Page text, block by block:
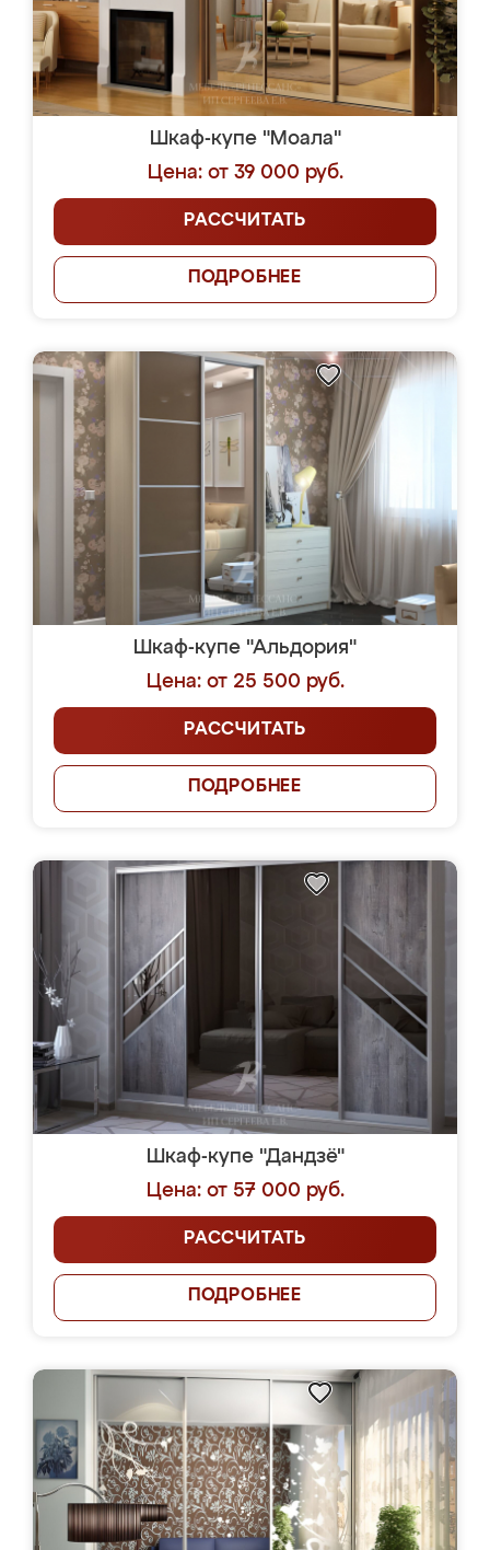
Шкаф-купе "Моала"
Цена: от 39 000 руб.
РАССЧИТАТЬ
ПОДРОБНЕЕ
Шкаф-купе "Альдория"
Цена: от 25 500 руб.
РАССЧИТАТЬ
ПОДРОБНЕЕ
Шкаф-купе "Дандзё"
Цена: от 57 000 руб.
РАССЧИТАТЬ
ПОДРОБНЕЕ